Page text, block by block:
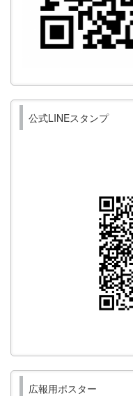
公式LINEスタンプ
広報用ポスター